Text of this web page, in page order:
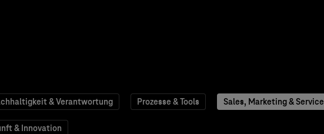
& Verantwortung Prozesse & Tools Sales, Marketing & Service
& Innovation